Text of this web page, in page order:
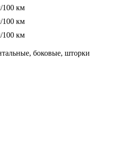
100 км
100 км
100 км
боковые, шторки